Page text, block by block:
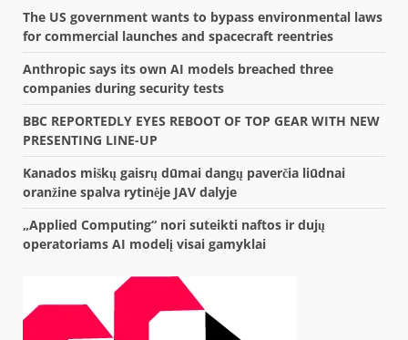
The US government wants to bypass environmental laws
for commercial launches and spacecraft reentries
Anthropic says its own AI models breached three
companies during security tests
BBC REPORTEDLY EYES REBOOT OF TOP GEAR WITH NEW
PRESENTING LINE-UP
Kanados miškų gaisrų dūmai dangų paverčia liūdnai
oranžine spalva rytinėje JAV dalyje
„Applied Computing“ nori suteikti naftos ir dujų
operatoriams AI modelį visai gamyklai